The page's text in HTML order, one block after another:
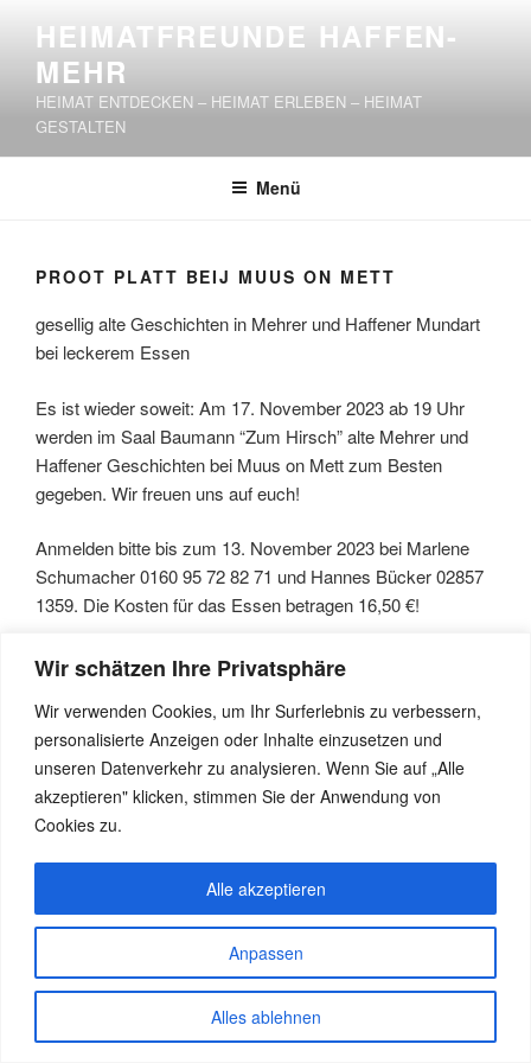
Wir schätzen Ihre Privatsphäre
Wir verwenden Cookies, um Ihr Surferlebnis zu verbessern,
personalisierte Anzeigen oder Inhalte einzusetzen und
unseren Datenverkehr zu analysieren. Wenn Sie auf „Alle
akzeptieren" klicken, stimmen Sie der Anwendung von
Cookies zu.
Anpassen
Alles ablehnen
Alle akzeptieren
springen
HEIMATFREUNDE HAFFEN-
MEHR
HEIMAT ENTDECKEN – HEIMAT ERLEBEN – HEIMAT
GESTALTEN
Menü
PROOT PLATT BEIJ MUUS ON METT
gesellig alte Geschichten in Mehrer und Haffener Mundart
bei leckerem Essen
Es ist wieder soweit: Am 17. November 2023 ab 19 Uhr
werden im Saal Baumann “Zum Hirsch” alte Mehrer und
Haffener Geschichten bei Muus on Mett zum Besten
gegeben. Wir freuen uns auf euch!
Anmelden bitte bis zum 13. November 2023 bei Marlene
Schumacher 0160 95 72 82 71 und Hannes Bücker 02857
1359. Die Kosten für das Essen betragen 16,50 €!
Stolz präsentiert von WordPress